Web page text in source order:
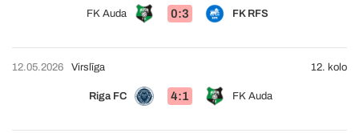
FK Auda 0:3 FK RFS
12.05.2026
Riga FC 4:1 FK Auda
Virslīga 12. kolo